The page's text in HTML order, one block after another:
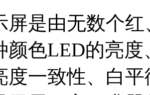
屏是由无数个
颜色LED的亮
度一致性、白